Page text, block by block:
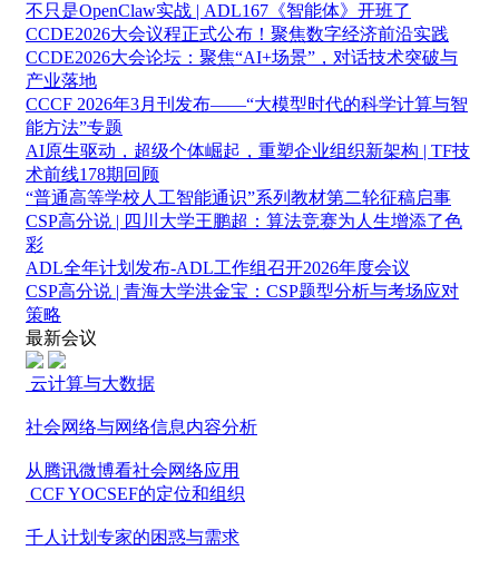
不只是OpenClaw实战 | ADL167《智能体》开班了
CCDE2026大会议程正式公布！聚焦数字经济前沿实践
CCDE2026大会论坛：聚焦“AI+场景”，对话技术突破与
产业落地
CCCF 2026年3月刊发布——“大模型时代的科学计算与智
能方法”专题
AI原生驱动，超级个体崛起，重塑企业组织新架构 | TF技
术前线178期回顾
“普通高等学校人工智能通识”系列教材第二轮征稿启事
CSP高分说 | 四川大学王鹏超：算法竞赛为人生增添了色
彩
ADL全年计划发布-ADL工作组召开2026年度会议
CSP高分说 | 青海大学洪金宝：CSP题型分析与考场应对
策略
最新会议
云计算与大数据
社会网络与网络信息内容分析
从腾讯微博看社会网络应用
CCF YOCSEF的定位和组织
千人计划专家的困惑与需求